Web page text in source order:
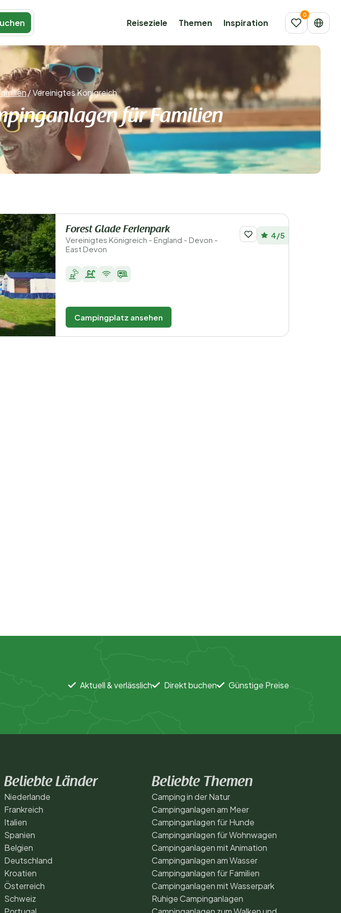
Reiseziele Themen Inspiration
/Vereinigtes Königreich
für Familien
Forest Glade Ferienpark
Vereinigtes Königreich - England - Devon -
East Devon
4/5
Campingplatz ansehen
Aktuell & verlässlich Direkt buchen Günstige Preise
Beliebte Länder
Niederlande
Frankreich
Italien
Spanien
Belgien
Deutschland
Kroatien
Österreich
Schweiz
Beliebte Themen
Camping in der Natur
Campinganlagen am Meer
Campinganlagen für Hunde
Campinganlagen für Wohnwagen
Campinganlagen mit Animation
Campinganlagen am Wasser
Campinganlagen für Familien
Campinganlagen mit Wasserpark
Ruhige Campinganlagen